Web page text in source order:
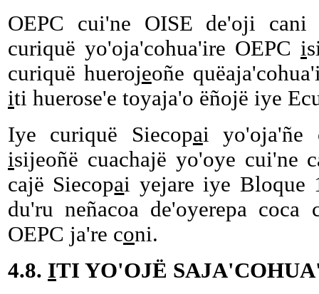
OEPC cui'ne OISE de'oji cani
curiquë yo'oja'cohua'ire OEPC i
curiquë huerojeoñe
iti huerose'e toyaja'o ëñojë iye
Iye curiquë Siecopai yo'oja'ñe
isijeoñë cuachajë yo'oye cui'ne
cajë Siecopai yejare iye Bloque
du'ru neñacoa de'oyerepa coca
OEPC ja're coni.
4.8. ITI YO'OJË